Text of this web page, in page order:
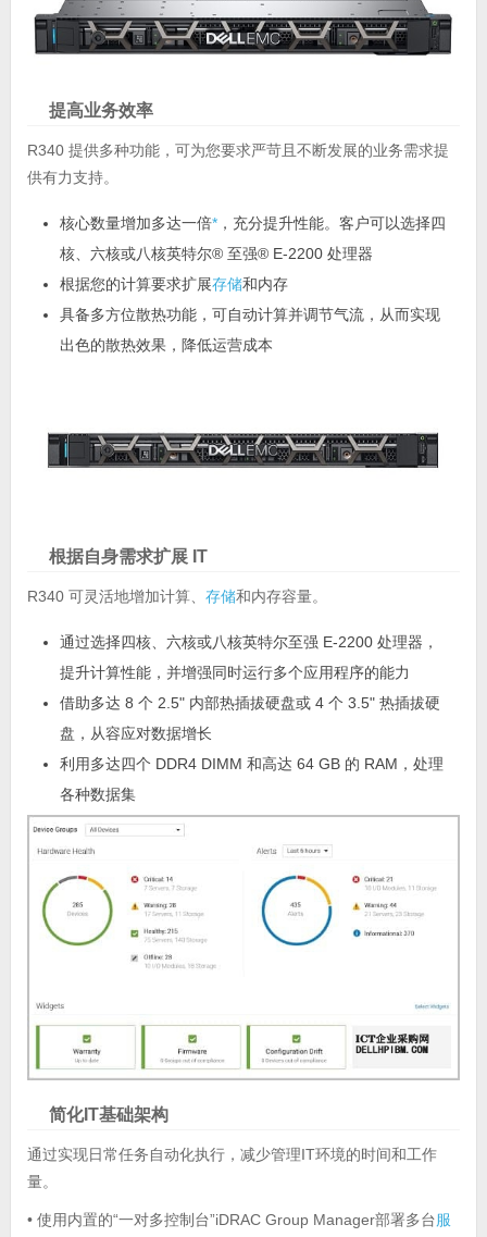
提高业务效率
R340 提供多种功能，可为您要求严苛且不断发展的业务需求提
供有力支持。
核心数量增加多达一倍*，充分提升性能。客户可以选择四
核、六核或八核英特尔® 至强® E-2200 处理器
根据您的计算要求扩展存储和内存
具备多方位散热功能，可自动计算并调节气流，从而实现
出色的散热效果，降低运营成本
根据自身需求扩展 IT
R340 可灵活地增加计算、 存储和内存容量。
通过选择四核、六核或八核英特尔至强 E-2200 处理器，
提升计算性能，并增强同时运行多个应用程序的能力
借助多达 8 个 2.5" 内部热插拔硬盘或 4 个 3.5" 热插拔硬
盘，从容应对数据增长
利用多达四个 DDR4 DIMM 和高达 64 GB 的 RAM，处理
各种数据集
简化IT基础架构
通过实现日常任务自动化执行，减少管理IT环境的时间和工作
量。
• 使用内置的“一对多控制台”iDRAC Group Manager部署多台服